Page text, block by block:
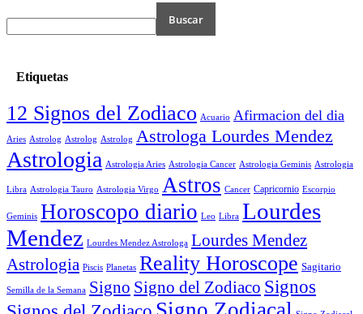
Etiquetas
12 Signos del Zodiaco Acuario Afirmacion del dia
Aries Astrolog Astrolog Astrolog Astrologa Lourdes Mendez
Astrologia Astrologia Aries Astrologia Cancer Astrologia Geminis Astrologia
Libra Astrologia Tauro Astrologia Virgo Astros Cancer Capricornio Escorpio
Geminis Horoscopo diario Leo Libra Lourdes
Mendez Lourdes Mendez Astrologa Lourdes Mendez
Astrologia Piscis Planetas Reality Horoscope Sagitario
Semilla de la Semana Signo Signo del Zodiaco Signos